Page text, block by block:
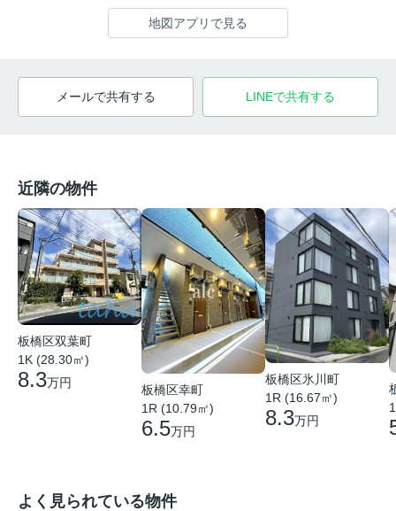
地図アプリで見る
メールで共有する LINEで共有する
近隣の物件
板橋区双葉町
1K (28.30㎡)
8.3万円
板橋区幸町
1R (10.79㎡)
6.5万円
板橋区氷川町
1R (16.67㎡)
8.3万円
よく見られている物件